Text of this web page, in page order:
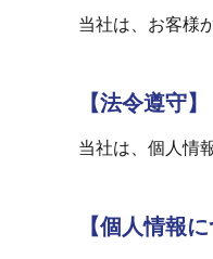
当社は、お客様
【法令遵守】
当社は、個人情
【個人情報